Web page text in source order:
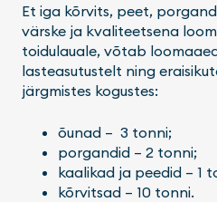
Et iga kõrvits, peet,
värske ja kvaliteetsena
toidulauale, võtab
lasteasutustelt ning
järgmistes kogustes:
õunad – 3 tonni;
porgandid – 2 tonni;
kaalikad ja peedid – 1
kõrvitsad – 10 tonni.